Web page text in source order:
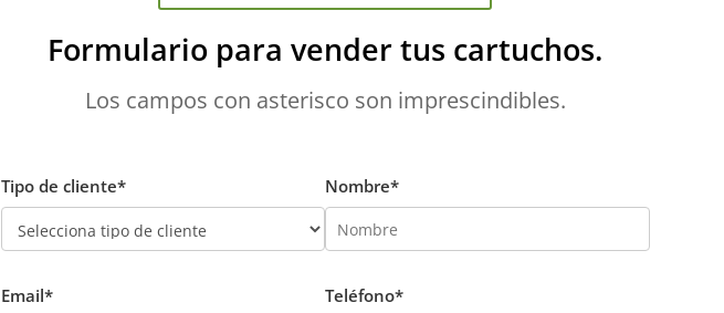
Formulario para vender tus cartuchos.
Los campos con asterisco son imprescindibles.
Tipo de cliente* Nombre*
Email* Teléfono*